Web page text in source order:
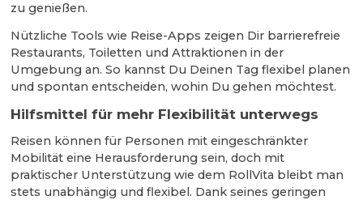
zu genießen.
Nützliche Tools wie Reise-Apps zeigen Dir barrierefreie
Restaurants, Toiletten und Attraktionen in der
Umgebung an. So kannst Du Deinen Tag flexibel planen
und spontan entscheiden, wohin Du gehen möchtest.
Hilfsmittel für mehr Flexibilität unterwegs
Reisen können für Personen mit eingeschränkter
Mobilität eine Herausforderung sein, doch mit
praktischer Unterstützung wie dem RollVita bleibt man
stets unabhängig und flexibel. Dank seines geringen